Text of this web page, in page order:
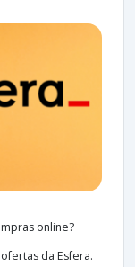
online?
da Esfera.